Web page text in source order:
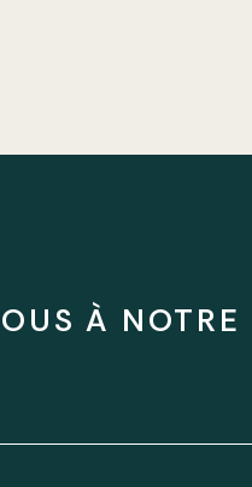
À